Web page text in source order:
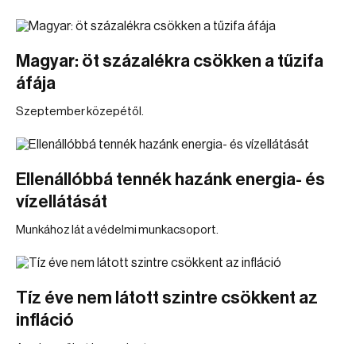
Magyar: öt százalékra csökken a tűzifa
áfája
Szeptember közepétől.
Ellenállóbbá tennék hazánk energia- és
vízellátását
Munkához lát a védelmi munkacsoport.
Tíz éve nem látott szintre csökkent az
infláció